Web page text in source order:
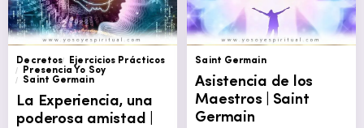
Decretos
Ejercicios Prácticos
Presencia Yo Soy
Saint Germain
La Experiencia, una
poderosa amistad |
Saint Germain
Asistencia de los
Maestros | Saint
Germain